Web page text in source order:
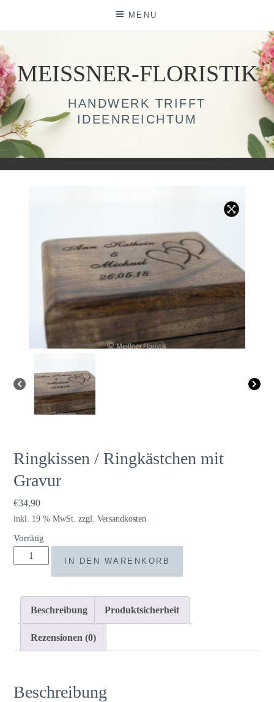
MENU
MEISSNER-FLORISTIK
HANDWERK TRIFFT
IDEENREICHTUM
Ringkissen / Ringkästchen mit
Gravur
€34,90
inkl. 19 % MwSt. zzgl.Versandkosten
Vorrätig
Ringkissen
Menge
IN DEN WARENKORB
Beschreibung Produktsicherheit
Rezensionen (0)
Beschreibung